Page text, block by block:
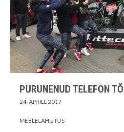
PURUNENUD TELEFON
24. APRILL 2017
MEELELAHUTUS